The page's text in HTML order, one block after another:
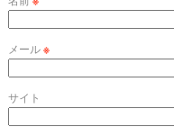
メール※
サイト